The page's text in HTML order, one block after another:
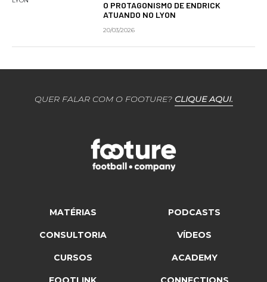
O PROTAGONISMO DE ENDRICK
ATUANDO NO LYON
20/03/2026
QUER FALAR COM O FOOTURE? CLIQUE AQUI.
MATÉRIAS PODCASTS
CONSULTORIA VÍDEOS
CURSOS ACADEMY